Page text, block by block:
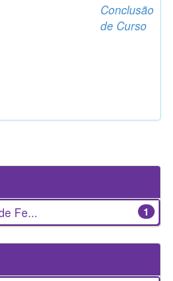
Conclusão
de Curso
1
Fe...